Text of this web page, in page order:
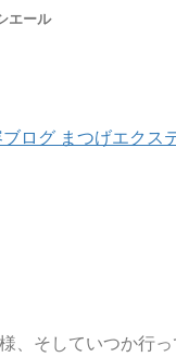
エール
、そしていつか行